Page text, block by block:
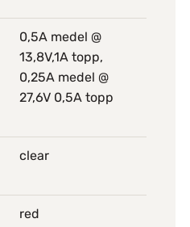
0,5A medel @
13,8V,1A topp,
0,25A medel @
27,6V 0,5A topp
clear
red